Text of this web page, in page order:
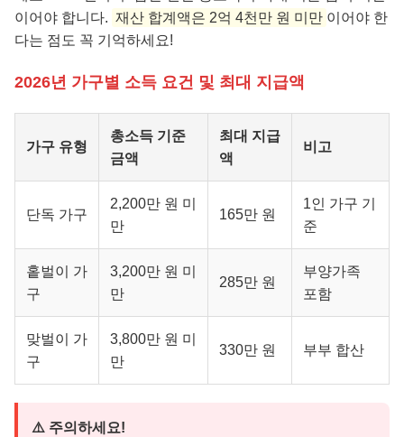
이어야 합니다. 재산 합계액은 2억 4천만 원 미만 이어야 한
다는 점도 꼭 기억하세요!
2026년 가구별 소득 요건 및 최대 지급액
가구 유형
총소득 기준
금액
최대 지급
액
비고
단독 가구
2,200만 원 미
만
165만 원
1인 가구 기
준
홑벌이 가
구
3,200만 원 미
만
285만 원
부양가족
포함
맞벌이 가
구
3,800만 원 미
만
330만 원 부부 합산
⚠️ 주의하세요!